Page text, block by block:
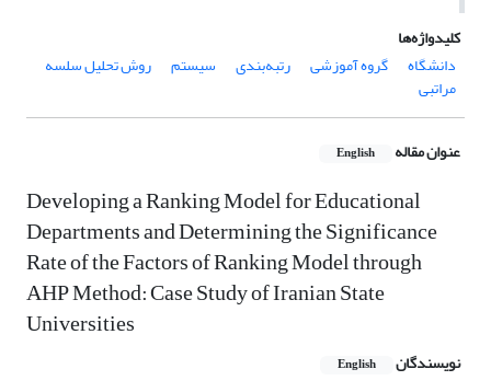
کلیدواژه‌ها
دانشگاه
گروه آموزشی رتبه‌بندی سیستم روش تحلیل سلسه
مراتبی
عنوان مقاله English
Developing a Ranking Model for Educational
Departments and Determining the Significance
Rate of the Factors of Ranking Model through
AHP Method: Case Study of Iranian State
Universities
نویسندگان English